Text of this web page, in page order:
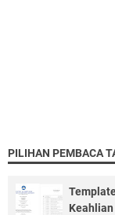
PILIHAN PEMBACA
Keahlian